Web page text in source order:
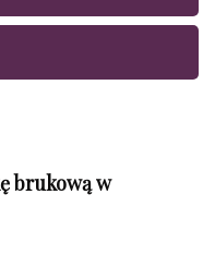
brukową w